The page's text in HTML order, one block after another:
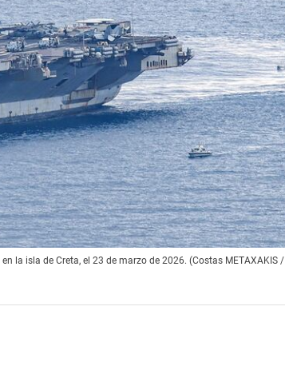
la isla de Creta, el 23 de marzo de 2026. (Costas METAXAKIS /